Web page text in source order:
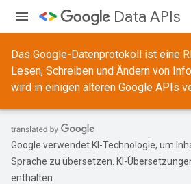
Data APIs
Das Google-Datenprotokoll ist eine
Lesen, Schreiben und Ändern von
wird in einigen älteren Google APIs
Google verwendet KI-Technologie, um
Sprache zu übersetzen. KI-
enthalten.